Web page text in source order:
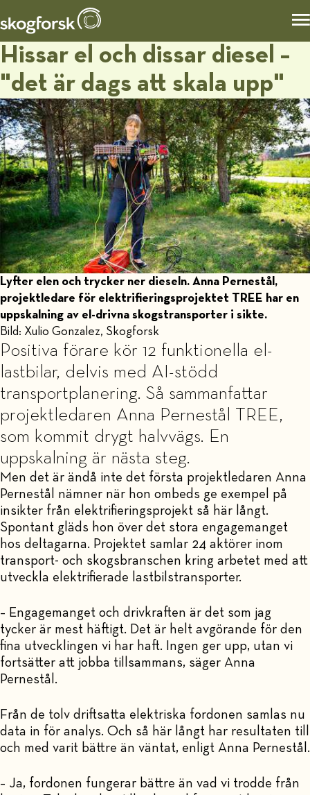
Hissar el och dissar diesel –
"det är dags att skala upp"
Lyfter elen och trycker ner dieseln. Anna Pernestål,
projektledare för elektrifieringsprojektet TREE har en
uppskalning av el-drivna skogstransporter i sikte.
Bild: Xulio Gonzalez, Skogforsk
Positiva förare kör 12 funktionella el-
lastbilar, delvis med AI-stödd
transportplanering. Så sammanfattar
projektledaren Anna Pernestål TREE,
som kommit drygt halvvägs. En
uppskalning är nästa steg.
Men det är ändå inte det första projektledaren Anna
Pernestål nämner när hon ombeds ge exempel på
insikter från elektrifieringsprojekt så här långt.
Spontant gläds hon över det stora engagemanget
hos deltagarna. Projektet samlar 24 aktörer inom
transport- och skogsbranschen kring arbetet med att
utveckla elektrifierade lastbilstransporter.
– Engagemanget och drivkraften är det som jag
tycker är mest häftigt. Det är helt avgörande för den
fina utvecklingen vi har haft. Ingen ger upp, utan vi
fortsätter att jobba tillsammans, säger Anna
Pernestål.
Från de tolv driftsatta elektriska fordonen samlas nu
data in för analys. Och så här långt har resultaten till
och med varit bättre än väntat, enligt Anna Pernestål.
– Ja, fordonen fungerar bättre än vad vi trodde från